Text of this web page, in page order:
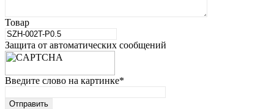
Товар
Защита от автоматических сообщений
Введите слово на картинке*